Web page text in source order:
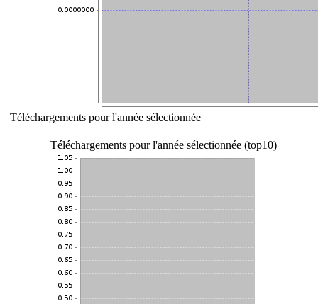
Téléchargements pour l'année sélectionnée
Téléchargements pour l'année sélectionnée (top10)